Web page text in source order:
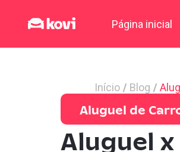
Página inicial
Início Blog
Aluguel de
Aluguel